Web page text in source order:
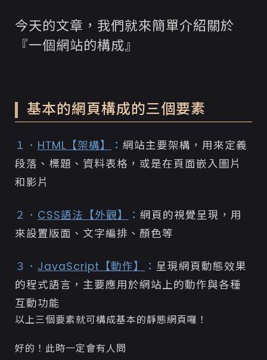
今天的文章，我們就來簡單介紹關於
『一個網站的構成』
基本的網頁構成的三個要素
１． HTML【架構】 ： 網站主要架構，用來定義
段落、標題、資料表格，或是在頁面嵌入圖片
和影片
２． CSS語法【外觀】 ： 網頁的視覺呈現，用
來設置版面、文字編排、顏色等
３． JavaScript【動作】 ： 呈現網頁動態效果
的程式語言，主要應用於網站上的動作與各種
互動功能
以上三個要素就可構成基本的靜態網頁 囉！
好的！此時一定會有人問